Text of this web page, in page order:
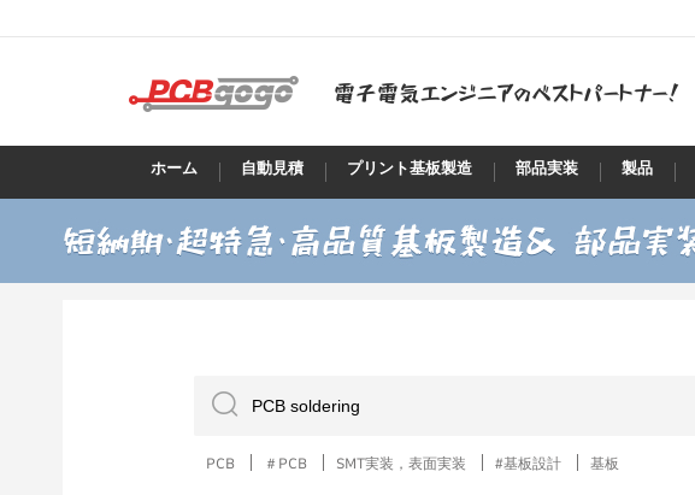
ホーム 自動見積 プリント基板製造 部品実装 製品
PCB ＃PCB SMT実装，表面実装 #基板設計 基板